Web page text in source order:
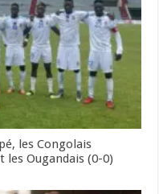
les Congolais
Ougandais (0-0)